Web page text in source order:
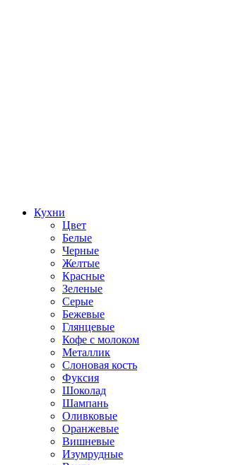
Кухни
Цвет
Белые
Черные
Желтые
Красные
Зеленые
Серые
Бежевые
Глянцевые
Кофе с молоком
Металлик
Слоновая кость
Фуксия
Шоколад
Шампань
Оливковые
Оранжевые
Вишневые
Изумрудные